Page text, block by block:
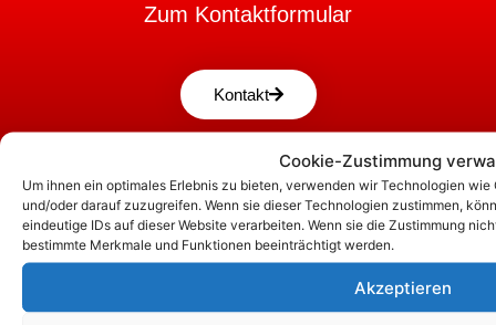
Cookie-Zustimmung
Um ihnen ein optimales Erlebnis zu bieten, verwenden wir Technologien
und/oder darauf zuzugreifen. Wenn sie dieser Technologien zustimmen,
eindeutige IDs auf dieser Website verarbeiten. Wenn sie die Zustimmung
bestimmte Merkmale und Funktionen beeinträchtigt werden.
Akzeptieren
Zum Kontaktformular
Kontakt